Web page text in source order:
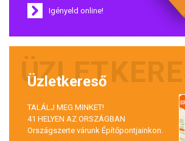
Igényeld online!
Üzletkereső
TALÁLJ MEG MINKET!
41 HELYEN AZ ORSZÁGBAN
Országszerte várunk Építőpontjainkon.